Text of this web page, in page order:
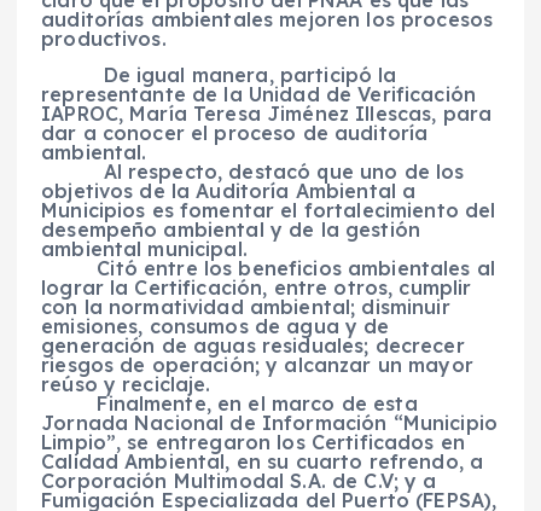
auditorías ambientales mejoren los procesos
productivos.
De igual manera, participó la
representante de la Unidad de Verificación
IAPROC, María Teresa Jiménez Illescas, para
dar a conocer el proceso de auditoría
ambiental.
Al respecto, destacó que uno de los
objetivos de la Auditoría Ambiental a
Municipios es fomentar el fortalecimiento del
desempeño ambiental y de la gestión
ambiental municipal.
Citó entre los beneficios ambientales al
lograr la Certificación, entre otros, cumplir
con la normatividad ambiental; disminuir
emisiones, consumos de agua y de
generación de aguas residuales; decrecer
riesgos de operación; y alcanzar un mayor
reúso y reciclaje.
Finalmente, en el marco de esta
Jornada Nacional de Información “Municipio
Limpio”, se entregaron los Certificados en
Calidad Ambiental, en su cuarto refrendo, a
Corporación Multimodal S.A. de C.V; y a
Fumigación Especializada del Puerto (FEPSA),